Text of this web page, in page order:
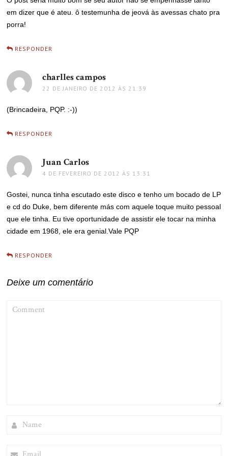
em dizer que é ateu. ô testemunha de jeová às avessas chato pra
porra!
RESPONDER
charlles campos
22 DE JANEIRO DE 2012 ÀS 21:39
(Brincadeira, PQP. :-))
RESPONDER
Juan Carlos
4 DE FEVEREIRO DE 2012 ÀS 13:31
Gostei, nunca tinha escutado este disco e tenho um bocado de LP
e cd do Duke, bem diferente más com aquele toque muito pessoal
que ele tinha. Eu tive oportunidade de assistir ele tocar na minha
cidade em 1968, ele era genial.Vale PQP
RESPONDER
Deixe um comentário